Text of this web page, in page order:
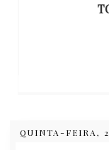
QUINTA-FEIRA,